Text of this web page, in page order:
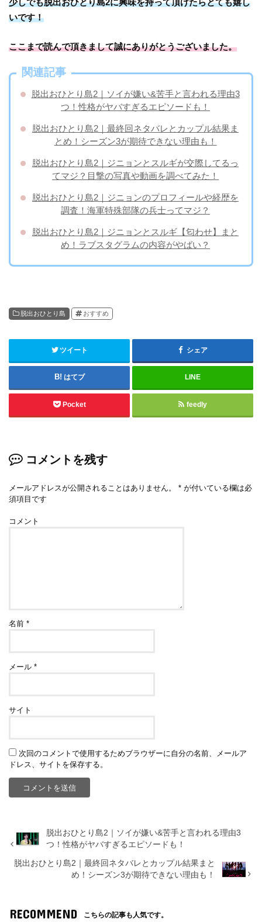
少しでも脱出おひとり島2に興味を持って頂けたらとても嬉し
いです！
ここまで読んで頂きまして誠にありがとうございました。
関連記事
脱出おひとり島2｜ソイが嫌い&苦手と言われる理由3
つ！性格がヤバすぎるエピソードも！
脱出おひとり島2｜最終回ネタバレとカップル結果ま
とめ！シーズン3が期待できない理由も！
脱出おひとり島2｜ジニョンとスルギが交際してるっ
てマジ？目撃の写真や動画を調べてみた！
脱出おひとり島2｜ジニョンのプロフィールや経歴を
調査！海軍特殊部隊の兵士ってマジ？
脱出おひとり島2｜ジニョンとスルギ【匂わせ】まと
め！ラブスタグラムの内容がやばい？
脱出おひとり島 おすすめ
ツイート シェア
はてブ LINE
Pocket feedly
コメントを残す
メールアドレスが公開されることはありません。 * が付いている欄は必
須項目です
コメント
名前*
メール*
サイト
次回のコメントで使用するためブラウザーに自分の名前、メールア
ドレス、サイトを保存する。
脱出おひとり島2｜ソイが嫌い&苦手と言われる理由3
つ！性格がヤバすぎるエピソードも！
脱出おひとり島2｜最終回ネタバレとカップル結果まと
め！シーズン3が期待できない理由も！
RECOMMEND こちらの記事も人気です。